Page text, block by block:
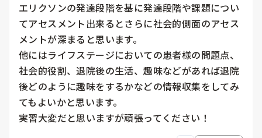
エリクソンの発達段階を基に発達段階や課題につい
てアセスメント出来るとさらに社会的側面のアセス
メントが深まると思います。
他にはライフステージにおいての患者様の問題点、
社会的役割、退院後の生活、趣味などがあれば退院
後どのように趣味をするかなどの情報収集をしてみ
てもよいかと思います。
実習大変だと思いますが頑張ってください！